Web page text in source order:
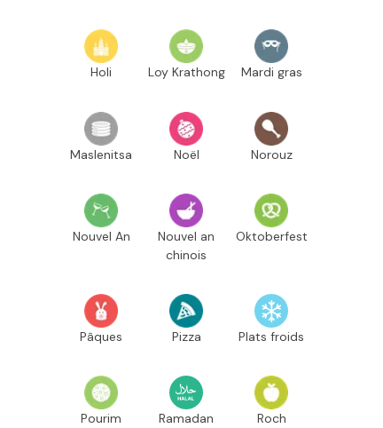
Holi Loy Krathong Mardi gras
Maslenitsa Noël Norouz
Nouvel An
Nouvel an
chinois
Oktoberfest
Pâques Pizza Plats froids
Pourim Ramadan Roch